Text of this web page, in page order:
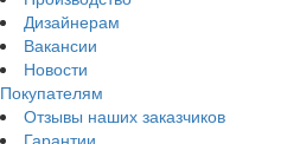
Дизайнерам
Вакансии
Новости
Покупателям
Отзывы наших заказчиков